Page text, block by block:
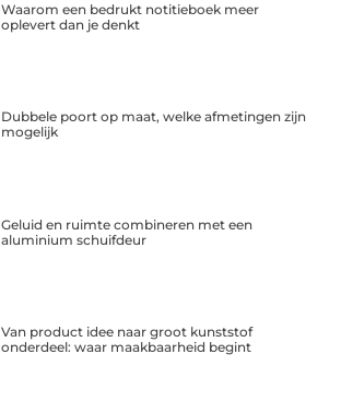
Waarom een bedrukt notitieboek meer
oplevert dan je denkt
Dubbele poort op maat, welke afmetingen zijn
mogelijk
Geluid en ruimte combineren met een
aluminium schuifdeur
Van product idee naar groot kunststof
onderdeel: waar maakbaarheid begint